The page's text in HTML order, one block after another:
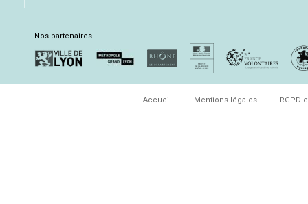
Nos partenaires
Accueil Mentions légales RGPD